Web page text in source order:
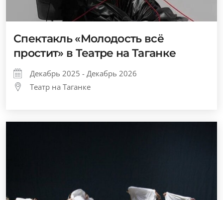
Спектакль «Молодость всё
простит» в Театре на Таганке
Декабрь 2025 - Декабрь 2026
Театр на Таганке